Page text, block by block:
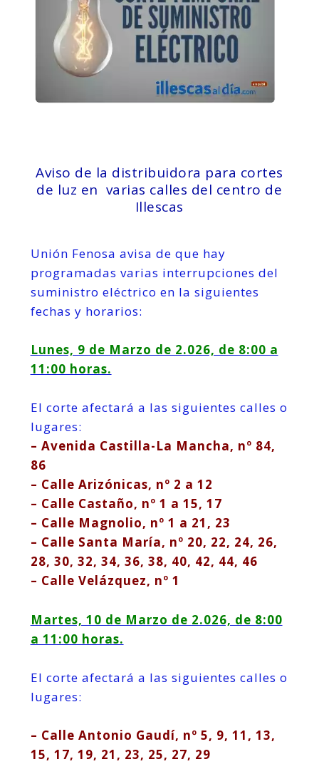
Aviso de la distribuidora para cortes
de luz en varias calles del centro de
Illescas
Unión Fenosa avisa de que hay
programadas varias interrupciones del
suministro eléctrico en la siguientes
fechas y horarios:
Lunes, 9 de Marzo de 2.026, de 8:00 a
11:00 horas.
El corte afectará a las siguientes calles o
lugares:
– Avenida Castilla-La Mancha, nº 84,
86
– Calle Arizónicas, nº 2 a 12
– Calle Castaño, nº 1 a 15, 17
– Calle Magnolio, nº 1 a 21, 23
– Calle Santa María, nº 20, 22, 24, 26,
28, 30, 32, 34, 36, 38, 40, 42, 44, 46
– Calle Velázquez, nº 1
Martes, 10 de Marzo de 2.026, de 8:00
a 11:00 horas.
El corte afectará a las siguientes calles o
lugares:
– Calle Antonio Gaudí, nº 5, 9, 11, 13,
15, 17, 19, 21, 23, 25, 27, 29